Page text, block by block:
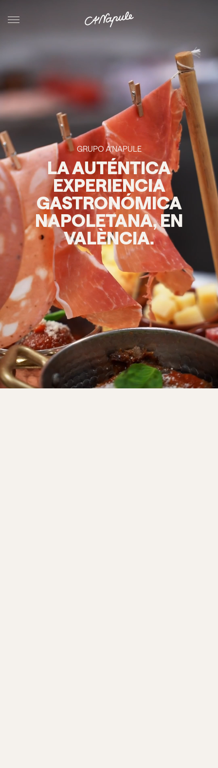
A’Napule
GRUPO A’NAPULE
LA AUTÉNTICA
EXPERIENCIA
GASTRONÓMICA
NAPOLETANA, EN
VALÈNCIA.